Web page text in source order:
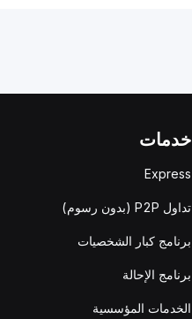
خدمات
Express
تداول P2P (بدون رسوم)
برنامج كبار الشخصيات
برنامج الإحالة
الخدمات المؤسسية